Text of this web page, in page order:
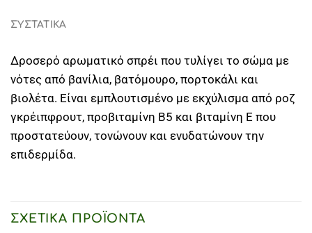
ΣΥΣΤΑΤΙΚΑ
Δροσερό αρωματικό σπρέι που τυλίγει το σώμα με
νότες από βανίλια, βατόμουρο, πορτοκάλι και
βιολέτα. Είναι εμπλουτισμένο με εκχύλισμα από ροζ
γκρέιπφρουτ, προβιταμίνη Β5 και βιταμίνη Ε που
προστατεύουν, τονώνουν και ενυδατώνουν την
επιδερμίδα.
ΣΧΕΤΙΚΆ ΠΡΟΪΌΝΤΑ